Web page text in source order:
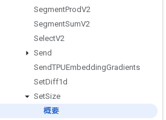
SegmentProdV2
SegmentSumV2
SelectV2
Send
SendTPUEmbeddingGradients
SetDiff1d
SetSize
概要